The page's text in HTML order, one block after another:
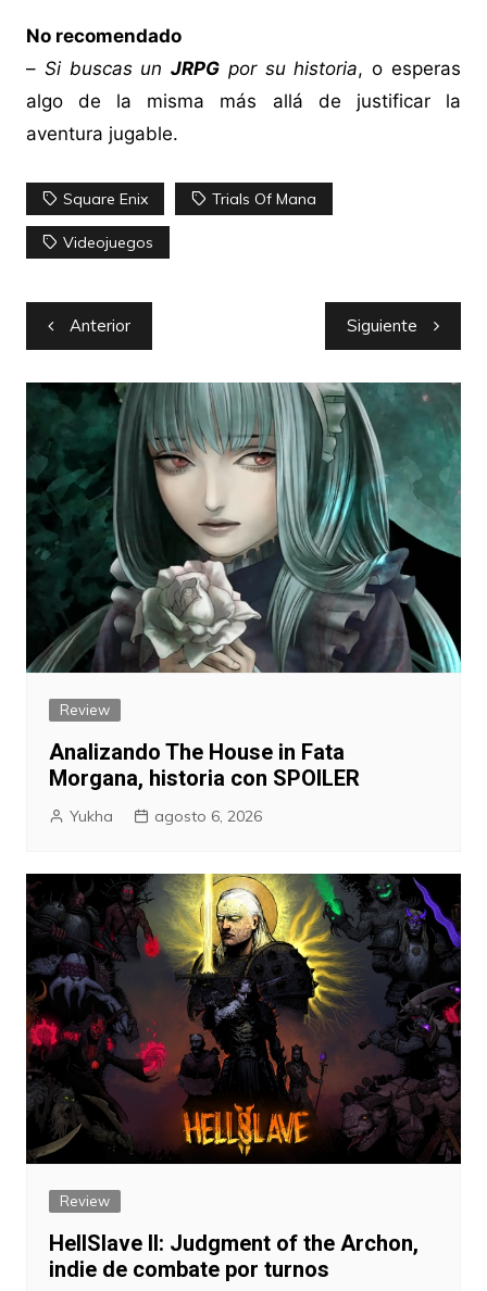
No recomendado
– Si buscas unJRPG por su historia, o esperas
algo de la misma más allá de justificar la
aventura jugable.
Square Enix Trials Of Mana
Videojuegos
Navegación
de
entradas
Anterior Siguiente
Review
Analizando The House in Fata
Morgana, historia con SPOILER
Yukha agosto 6, 2026
Review
HellSlave II: Judgment of the Archon,
indie de combate por turnos